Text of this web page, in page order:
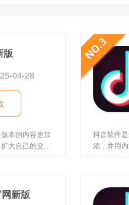
版
04-28
本的内容更加
大自己的交友
抖音软件
频，并用
新版